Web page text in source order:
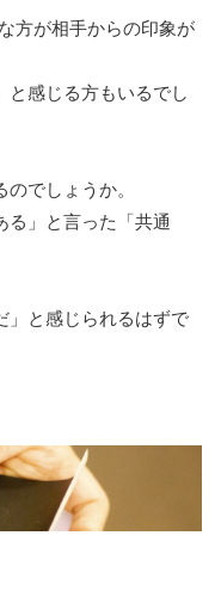
方が相手からの印象が
と感じる方もいるでし
でしょうか。
る」と言った「共通
」と感じられるはずで